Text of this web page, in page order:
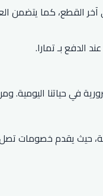
في حياتنا اليومية.